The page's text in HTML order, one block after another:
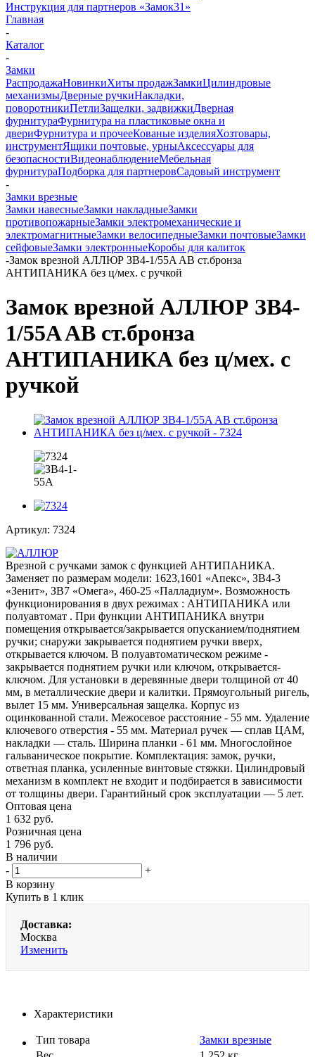
Инструкция для партнеров «Замок31»
Главная
-
Каталог
-
Замки
РаспродажаНовинкиХиты продажЗамкиЦилиндровые
механизмыДверные ручкиНакладки,
поворотникиПетлиЗащелки, задвижкиДверная
фурнитураФурнитура на пластиковые окна и
двериФурнитура и прочееКованые изделияХозтовары,
инструментЯщики почтовые, урныАксессуары для
безопасностиВидеонаблюдениеМебельная
фурнитураПодборка для партнеровСадовый инструмент
-
Замки врезные
Замки навесныеЗамки накладныеЗамки
противопожарныеЗамки электромеханические и
электромагнитныеЗамки велосипедныеЗамки почтовыеЗамки
сейфовыеЗамки электронныеКоробы для калиток
-Замок врезной АЛЛЮР ЗВ4-1/55A AB ст.бронза
АНТИПАНИКА без ц/мех. с ручкой
Замок врезной АЛЛЮР ЗВ4-
1/55A AB ст.бронза
АНТИПАНИКА без ц/мех. с
ручкой
Артикул: 7324
Врезной с ручками замок с функцией АНТИПАНИКА.
Заменяет по размерам модели: 1623,1601 «Апекс», ЗВ4-3
«Зенит», ЗВ7 «Омега», 460-25 «Палладиум». Возможность
функционирования в двух режимах : АНТИПАНИКА или
полуавтомат . При функции АНТИПАНИКА внутри
помещения открывается/закрывается опусканием/поднятием
ручки; снаружи закрывается поднятием ручки вверх,
открывается ключом. В полуавтоматическом режиме -
закрывается поднятием ручки или ключом, открывается-
ключом. Для установки в деревянные двери толщиной от 40
мм, в металлические двери и калитки. Прямоугольный ригель,
вылет 15 мм. Универсальная защелка. Корпус из
оцинкованной стали. Межосевое расстояние - 55 мм. Удаление
ключевого отверстия - 55 мм. Материал ручек — сплав ЦАМ,
накладки — сталь. Ширина планки - 61 мм. Многослойное
гальваническое покрытие. Комплектация: замок, ручки,
ответная планка, усиленные винтовые стяжки. Цилиндровый
механизм в комплект не входит и подбирается в зависимости
от толщины двери. Гарантийный срок эксплуатации — 5 лет.
Оптовая цена
1 632 руб.
Розничная цена
1 796 руб.
В наличии
-
+
В корзину
Купить в 1 клик
Доставка:
Москва
Изменить
Характеристики
Тип товара
Замки врезные